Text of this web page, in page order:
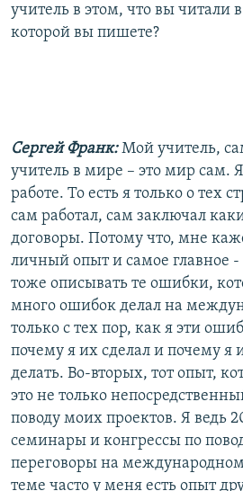
учитель в этом, что вы читали
которой вы пишете?
Сергей Франк:Мой учитель,
учитель в мире – это мир сам.
работе. То есть я только о тех
сам работал, сам заключал
договоры. Потому что, мне
личный опыт и самое главное
тоже описывать те ошибки,
много ошибок делал на
только с тех пор, как я эти
почему я их сделал и почему я
делать. Во-вторых, тот опыт,
это не только
поводу моих проектов. Я ведь
семинары и конгрессы по
переговоры на
теме часто у меня есть опыт